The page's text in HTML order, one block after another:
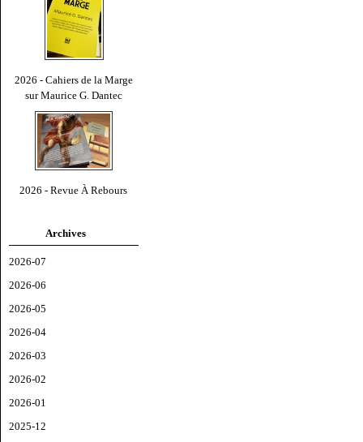
2026 - Cahiers de la Marge
sur Maurice G. Dantec
2026 - Revue À Rebours
Archives
2026-07
2026-06
2026-05
2026-04
2026-03
2026-02
2026-01
2025-12